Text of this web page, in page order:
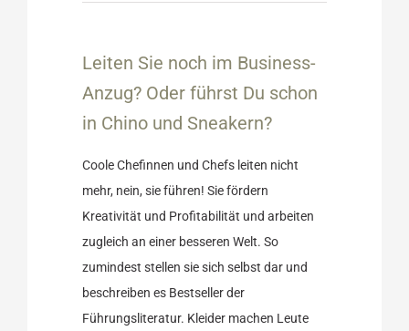
Leiten Sie noch im Business-
Anzug? Oder führst Du schon
in Chino und Sneakern?
Coole Chefinnen und Chefs leiten nicht
mehr, nein, sie führen! Sie fördern
Kreativität und Profitabilität und arbeiten
zugleich an einer besseren Welt. So
zumindest stellen sie sich selbst dar und
beschreiben es Bestseller der
Führungsliteratur. Kleider machen Leute